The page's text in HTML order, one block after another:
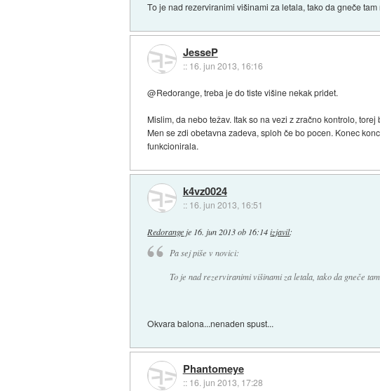
To je nad rezerviranimi višinami za letala, tako da gneče tam
JesseP
:: 16. jun 2013, 16:16
@Redorange, treba je do tiste višine nekak pridet.
Mislim, da nebo težav. Itak so na vezi z zračno kontrolo,
Men se zdi obetavna zadeva, sploh če bo pocen. Konec
funkcionirala.
k4vz0024
:: 16. jun 2013, 16:51
Redorange je 16. jun 2013 ob 16:14 izjavil:
Pa sej piše v novici:
To je nad rezerviranimi višinami za letala, tako da gneče
Okvara balona...nenaden spust...
Phantomeye
:: 16. jun 2013, 17:28